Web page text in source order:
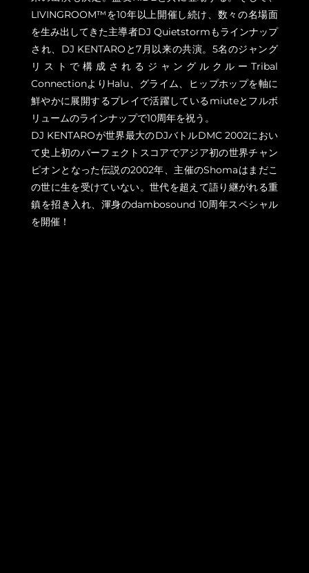
LIVINGROOM™を10年以上開催し続け、数々の名場面
を生み出してきた主導者DJ Quietstormもラインナップ
され、DJ KENTAROと7月以来の共演。5名のジャング
リストで構成されるジャングルクルーTribal
ConnectionよりHalu、グライム、ヒップホップを軸に
鮮やかに展開するプレイで活躍しているmiuteとフルボ
リュームのラインナップで10周年を祝う。
DJ KENTAROが世界最大のDJバトルDMC 2002におい
て史上初のパーフェクトスコアでアジア初の世界チャン
ピオンとなった伝説の2002年、主催のShomaはまだこ
の世に生を受けていない。世代を超えて語り継がれる重
鎮を招き入れ、渾身のdambosound 10周年スペシャル
を開催！